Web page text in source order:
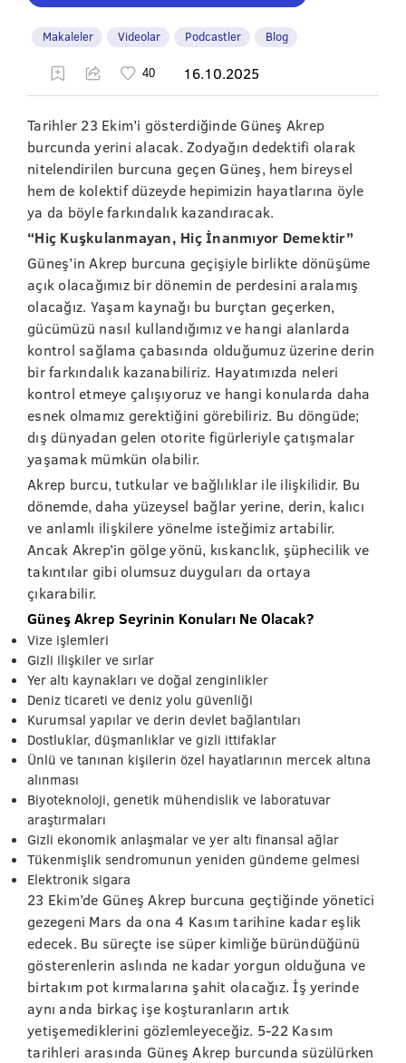
Makaleler Videolar Podcastler Blog
16.10.2025
Tarihler 23 Ekim’i gösterdiğinde Güneş Akrep
burcunda yerini alacak. Zodyağın dedektifi olarak
nitelendirilen burcuna geçen Güneş, hem bireysel
hem de kolektif düzeyde hepimizin hayatlarına öyle
ya da böyle farkındalık kazandıracak.
“Hiç Kuşkulanmayan, Hiç İnanmıyor Demektir”
Güneş’in Akrep burcuna geçişiyle birlikte dönüşüme
açık olacağımız bir dönemin de perdesini aralamış
olacağız. Yaşam kaynağı bu burçtan geçerken,
gücümüzü nasıl kullandığımız ve hangi alanlarda
kontrol sağlama çabasında olduğumuz üzerine derin
bir farkındalık kazanabiliriz. Hayatımızda neleri
kontrol etmeye çalışıyoruz ve hangi konularda daha
esnek olmamız gerektiğini görebiliriz. Bu döngüde;
dış dünyadan gelen otorite figürleriyle çatışmalar
yaşamak mümkün olabilir.
Akrep burcu, tutkular ve bağlılıklar ile ilişkilidir. Bu
dönemde, daha yüzeysel bağlar yerine, derin, kalıcı
ve anlamlı ilişkilere yönelme isteğimiz artabilir.
Ancak Akrep’in gölge yönü, kıskanclık, şüphecilik ve
takıntılar gibi olumsuz duyguları da ortaya
çıkarabilir.
Güneş Akrep Seyrinin Konuları Ne Olacak?
Vize işlemleri
Gizli ilişkiler ve sırlar
Yer altı kaynakları ve doğal zenginlikler
Deniz ticareti ve deniz yolu güvenliği
Kurumsal yapılar ve derin devlet bağlantıları
Dostluklar, düşmanlıklar ve gizli ittifaklar
Ünlü ve tanınan kişilerin özel hayatlarının mercek altına
alınması
Biyoteknoloji, genetik mühendislik ve laboratuvar
araştırmaları
Gizli ekonomik anlaşmalar ve yer altı finansal ağlar
Tükenmişlik sendromunun yeniden gündeme gelmesi
Elektronik sigara
23 Ekim’de Güneş Akrep burcuna geçtiğinde yönetici
gezegeni Mars da ona 4 Kasım tarihine kadar eşlik
edecek. Bu süreçte ise süper kimliğe büründüğünü
gösterenlerin aslında ne kadar yorgun olduğuna ve
birtakım pot kırmalarına şahit olacağız. İş yerinde
aynı anda birkaç işe koşturanların artık
yetişemediklerini gözlemleyeceğiz. 5-22 Kasım
tarihleri arasında Güneş Akrep burcunda süzülürken